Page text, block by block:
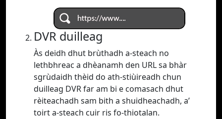
DVR duilleag
Às deidh dhut brùthadh a-steach no
lethbhreac a dhèanamh den URL sa bhàr
sgrùdaidh thèid do ath-stiùireadh chun
duilleag DVR far am bi e comasach dhut
rèiteachadh sam bith a shuidheachadh, a’
toirt a-steach cuir ris fo-thiotalan.